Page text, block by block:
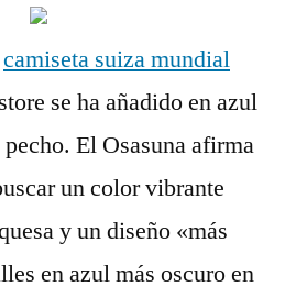
camiseta suiza mundial
se ha añadido en azul
El Osasuna afirma
un color vibrante
y un diseño «más
en azul más oscuro en